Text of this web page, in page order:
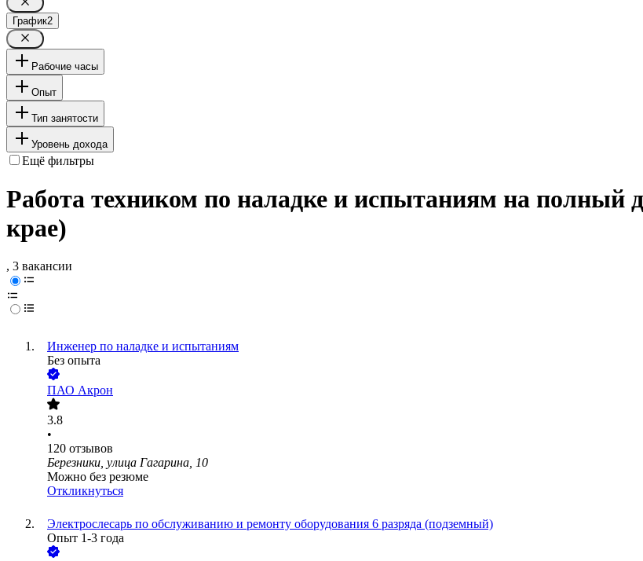
График2
Рабочие часы
Опыт
Тип занятости
Уровень дохода
Ещё фильтры
Работа техником по наладке и испытаниям на полный
крае)
, 3 вакансии
Инженер по наладке и испытаниям
Без опыта
ПАО Акрон
3.8
•
120 отзывов
Березники, улица Гагарина, 10
Можно без резюме
Откликнуться
Электрослесарь по обслуживанию и ремонту оборудования 6 разряда (подземный)
Опыт 1-3 года